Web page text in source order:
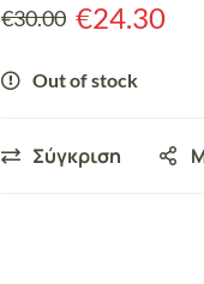
€30.00 €24.30
Out of stock
Σύγκριση